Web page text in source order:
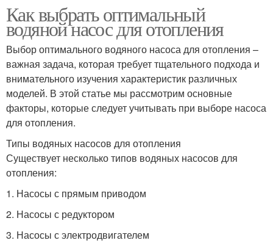
Как выбрать оптимальный
водяной насос для отопления
Выбор оптимального водяного насоса для отопления –
важная задача, которая требует тщательного подхода и
внимательного изучения характеристик различных
моделей. В этой статье мы рассмотрим основные
факторы, которые следует учитывать при выборе насоса
для отопления.
Типы водяных насосов для отопления
Существует несколько типов водяных насосов для
отопления:
1. Насосы с прямым приводом
2. Насосы с редуктором
3. Насосы с электродвигателем